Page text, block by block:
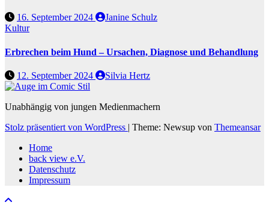
16. September 2024
Janine Schulz
Kultur
Erbrechen beim Hund – Ursachen, Diagnose und Behandlung
12. September 2024 Silvia Hertz
Unabhängig von jungen Medienmachern
Stolz präsentiert von WordPress | Theme: Newsup von Themeansar
Home
back view e.V.
Datenschutz
Impressum